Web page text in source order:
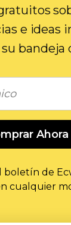
e ideas
bandeja
Ahora
boletín de
cualquier